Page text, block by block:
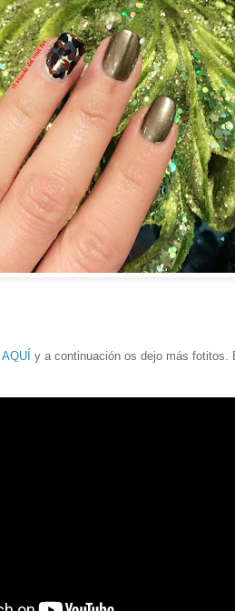
AQUÍ y a continuación os dejo más fotitos.